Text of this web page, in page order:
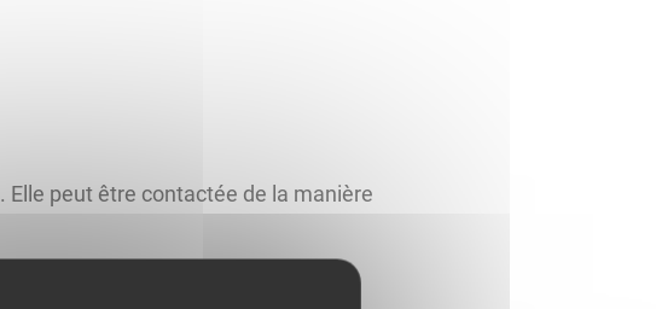
. Elle peut être contactée de la manière